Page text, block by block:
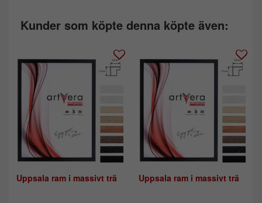
Kunder som köpte denna köpte även:
Uppsala ram i massivt trä Uppsala ram i massivt trä